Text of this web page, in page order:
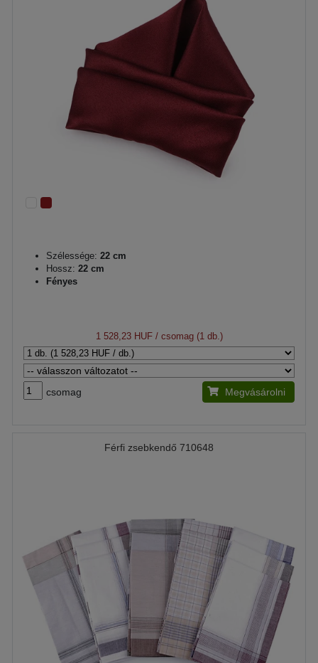
Szélessége: 22 cm
Hossz: 22 cm
Fényes
1 528,23 HUF/ csomag (1 db.)
csomag Megvásárolni
Férfi zsebkendő 710648